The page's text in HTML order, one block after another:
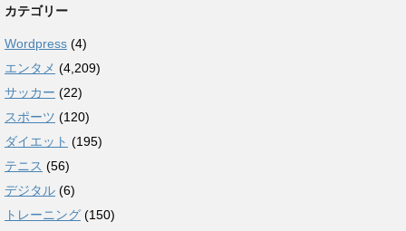
カテゴリー
Wordpress (4)
エンタメ (4,209)
サッカー (22)
スポーツ (120)
ダイエット (195)
テニス (56)
デジタル (6)
トレーニング (150)